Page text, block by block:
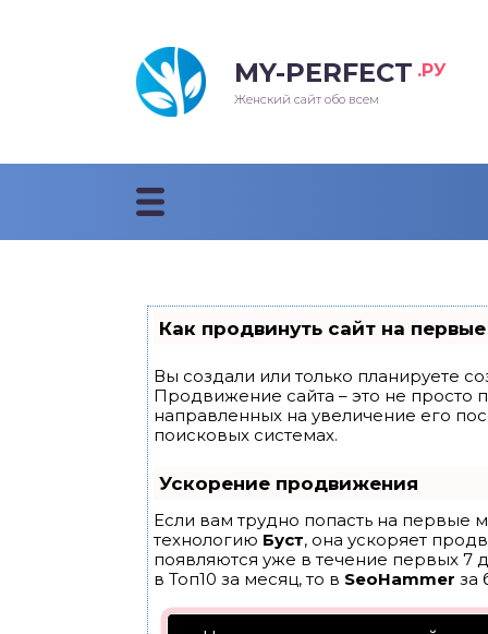
MY-PERFECT .РУ
Женский сайт обо всем
Как продвинуть сайт на
Вы создали или только планируете
Продвижение сайта – это не просто
направленных на увеличение его
поисковых системах.
Ускорение продвижения
Если вам трудно попасть на первые
технологию Буст, она ускоряет
появляются уже в течение первых 7
в Топ10 за месяц, то в SeoHammer за
прически 2018
стрижки 2018